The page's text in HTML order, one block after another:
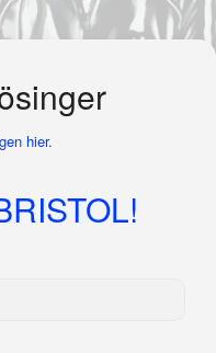
hier.